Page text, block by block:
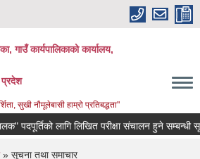
गाउँ कार्यपालिकाको कार्यालय,
सुखी नौमूलेबासी हाम्रो प्रतिबद्धता"
लागि लिखित परीक्षा संचालन हुने सम्बन्धी सूचना !!
» सूचना तथा समाचार